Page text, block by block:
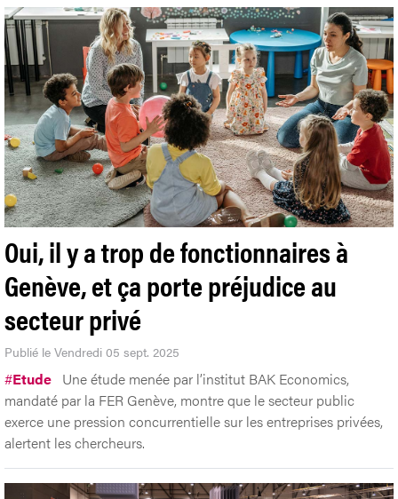
Oui, il y a trop de fonctionnaires à
Genève, et ça porte préjudice au
secteur privé
Publié le Vendredi 05 sept. 2025
#Etude Une étude menée par l’institut BAK Economics,
mandaté par la FER Genève, montre que le secteur public
exerce une pression concurrentielle sur les entreprises privées,
alertent les chercheurs.